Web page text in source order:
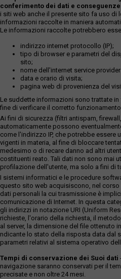
conferimento dei dati e
i siti web anche il presente sito fa uso di
informazioni raccolte in maniera
Le informazioni raccolte potrebbero
indirizzo internet protocollo (IP);
tipo di browser e parametri del
sito;
nome dell'internet service provider
data e orario di visita;
pagina web di provenienza del
Le suddette informazioni sono trattate
fine di verificare il corretto
Ai fini di sicurezza (filtri antispam,
automaticamente possono
come l'indirizzo IP, che potrebbe essere
vigenti in materia, al fine di bloccare
medesimo o di recare danno ad altri
costituenti reato. Tali dati non sono mai
profilazione dell'utente, ma solo a fini di
I sistemi informatici e le procedure
questo sito web acquisiscono, nel
dati personali la cui trasmissione è
comunicazione di Internet. In questa
gli indirizzi in notazione URI (Uniform
richieste, l'orario della richiesta, il
al server, la dimensione del file ottenuto
ndicante lo stato della risposta data dal
parametri relativi al sistema operativo
Tempi di conservazione dei Suoi dati
navigazione saranno conservati per il
precisate e non oltre 24 mesi.